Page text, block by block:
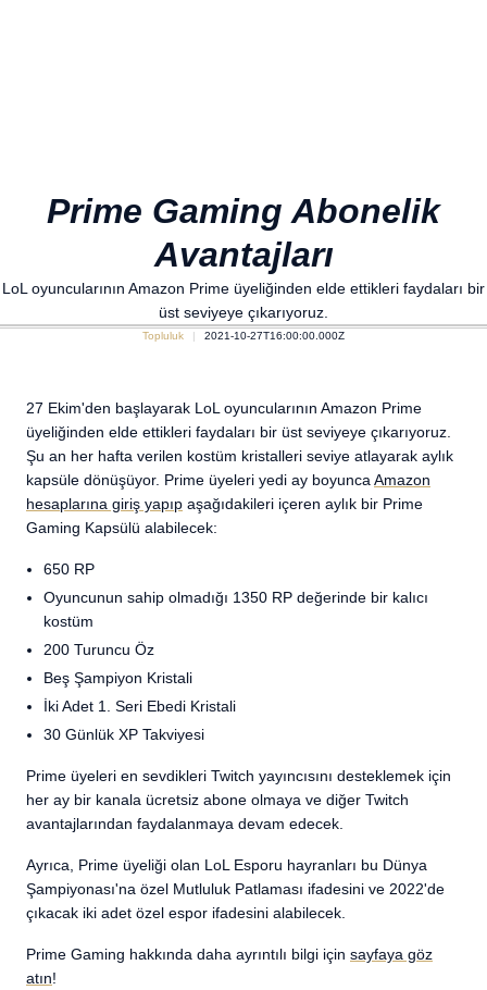
Prime Gaming Abonelik
Avantajları
LoL oyuncularının Amazon Prime üyeliğinden elde ettikleri faydaları bir
üst seviyeye çıkarıyoruz.
Topluluk 2021-10-27T16:00:00.000Z
27 Ekim'den başlayarak LoL oyuncularının Amazon Prime
üyeliğinden elde ettikleri faydaları bir üst seviyeye çıkarıyoruz.
Şu an her hafta verilen kostüm kristalleri seviye atlayarak aylık
kapsüle dönüşüyor. Prime üyeleri yedi ay boyunca Amazon
hesaplarına giriş yapıp aşağıdakileri içeren aylık bir Prime
Gaming Kapsülü alabilecek:
650 RP
Oyuncunun sahip olmadığı 1350 RP değerinde bir kalıcı
kostüm
200 Turuncu Öz
Beş Şampiyon Kristali
İki Adet 1. Seri Ebedi Kristali
30 Günlük XP Takviyesi
Prime üyeleri en sevdikleri Twitch yayıncısını desteklemek için
her ay bir kanala ücretsiz abone olmaya ve diğer Twitch
avantajlarından faydalanmaya devam edecek.
Ayrıca, Prime üyeliği olan LoL Esporu hayranları bu Dünya
Şampiyonası'na özel Mutluluk Patlaması ifadesini ve 2022'de
çıkacak iki adet özel espor ifadesini alabilecek.
Prime Gaming hakkında daha ayrıntılı bilgi için sayfaya göz
atın!